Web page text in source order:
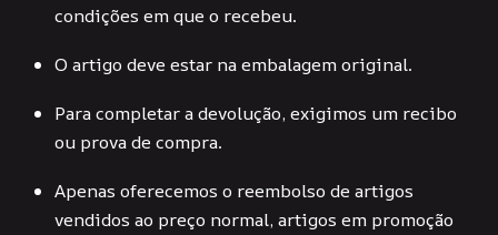
condições em que o recebeu.
O artigo deve estar na embalagem original.
Para completar a devolução, exigimos um recibo
ou prova de compra.
Apenas oferecemos o reembolso de artigos
vendidos ao preço normal, artigos em promoção